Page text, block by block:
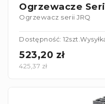
Ogrzewacze
Ogrzewacz serii JRQ
Dostępność: 12szt.
523,20 zł
425,37 zł